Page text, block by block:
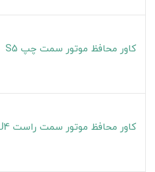
کاور محافظ موتور سمت چپ S5
کاور محافظ موتور سمت راست J4